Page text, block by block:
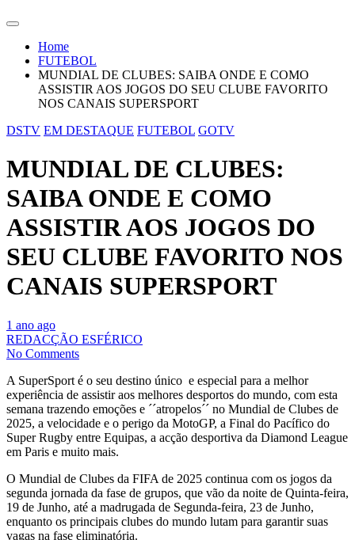
Home
FUTEBOL
MUNDIAL DE CLUBES: SAIBA ONDE E COMO
ASSISTIR AOS JOGOS DO SEU CLUBE FAVORITO
NOS CANAIS SUPERSPORT
DSTV EM DESTAQUE FUTEBOL GOTV
MUNDIAL DE CLUBES:
SAIBA ONDE E COMO
ASSISTIR AOS JOGOS DO
SEU CLUBE FAVORITO NOS
CANAIS SUPERSPORT
1 ano ago
REDACÇÃO ESFÉRICO
No Comments
A SuperSport é o seu destino único e especial para a melhor
experiência de assistir aos melhores desportos do mundo, com esta
semana trazendo emoções e ´´atropelos´´ no Mundial de Clubes de
2025, a velocidade e o perigo da MotoGP, a Final do Pacífico do
Super Rugby entre Equipas, a acção desportiva da Diamond League
em Paris e muito mais.
O Mundial de Clubes da FIFA de 2025 continua com os jogos da
segunda jornada da fase de grupos, que vão da noite de Quinta-feira,
19 de Junho, até a madrugada de Segunda-feira, 23 de Junho,
enquanto os principais clubes do mundo lutam para garantir suas
vagas na fase eliminatória.